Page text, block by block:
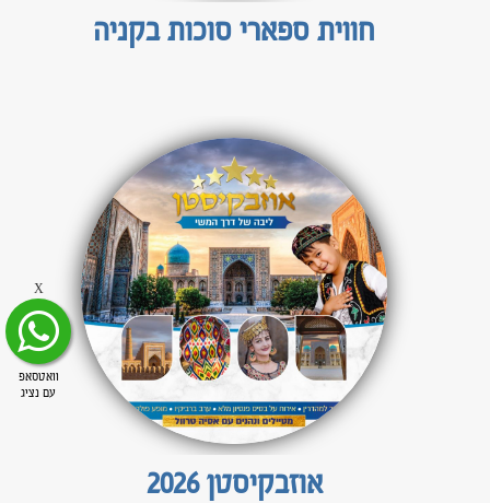
חווית ספארי סוכות בקניה
אוזבקיסטן 2026
X
וואטסאפ
עם נציג